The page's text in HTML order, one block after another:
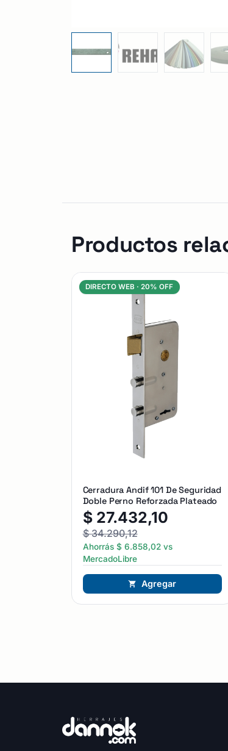
Productos
DIRECTO WEB ·20% OFF
Cerradura Andif 101 De Seguridad
Doble Perno Reforzada Plateado
$ 27.432,10
$34.290,12
Ahorrás $ 6.858,02vs
MercadoLibre
Agregar